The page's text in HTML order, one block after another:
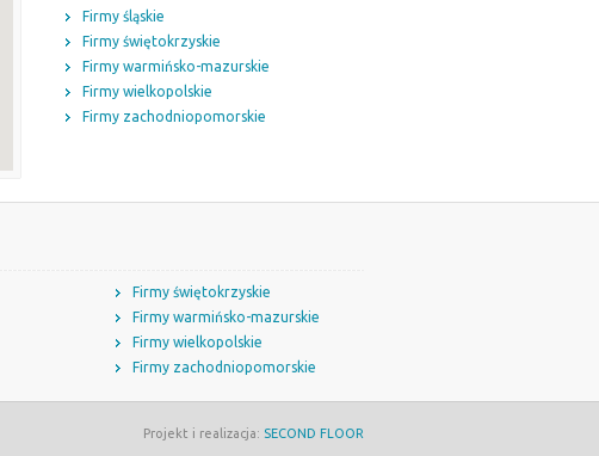
Firmy śląskie
Firmy świętokrzyskie
Firmy warmińsko-mazurskie
Firmy wielkopolskie
Firmy zachodniopomorskie
Firmy świętokrzyskie
Firmy warmińsko-mazurskie
Firmy wielkopolskie
Firmy zachodniopomorskie
Projekt i realizacja: SECOND FLOOR